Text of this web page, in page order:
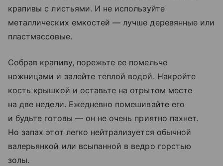
крапивы с листьями. И не используйте
металлических емкостей — лучше деревянные или
пластмассовые.
Собрав крапиву, порежьте ее помельче
ножницами и залейте теплой водой. Накройте
кость крышкой и оставьте на отрытом месте
на две недели. Ежедневно помешивайте его
и будьте готовы — он не очень приятно пахнет.
Но запах этот легко нейтрализуется обычной
валерьянкой или всыпанной в ведро горстью
золы.